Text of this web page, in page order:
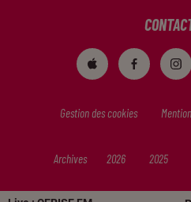
Gestion des cookies
Archives 2026 2025